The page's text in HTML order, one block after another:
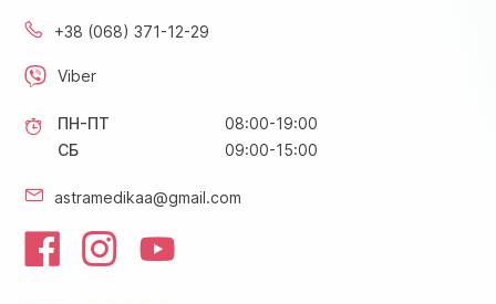
+38 (068) 371-12-29
Viber
ПН-ПТ
08:00-19:00
СБ
09:00-15:00
astramedikaa@gmail.com